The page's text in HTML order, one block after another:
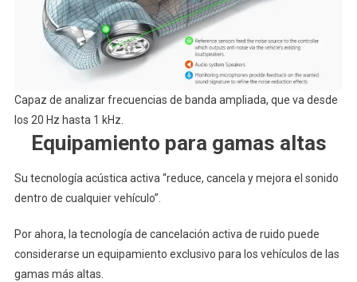
Capaz de analizar frecuencias de banda ampliada, que va desde
los 20 Hz hasta 1 kHz.
Equipamiento para gamas altas
Su tecnología acústica activa “reduce, cancela y mejora el sonido
dentro de cualquier vehículo”.
Por ahora, la tecnología de cancelación activa de ruido puede
considerarse un equipamiento exclusivo para los vehículos de las
gamas más altas.